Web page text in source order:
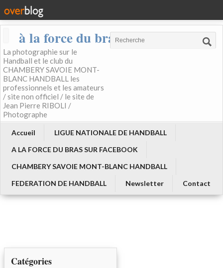
à la force du bras
La photographie sur le
Handball et le club du
CHAMBERY SAVOIE MONT-
BLANC HANDBALL les
professionnels et les amateurs
/ site non officiel / le site de
Jean Pierre RIBOLI /
Photographe
Accueil
LIGUE NATIONALE DE HANDBALL
A LA FORCE DU BRAS SUR FACEBOOK
CHAMBERY SAVOIE MONT-BLANC HANDBALL
FEDERATION DE HANDBALL
Newsletter Contact
Catégories